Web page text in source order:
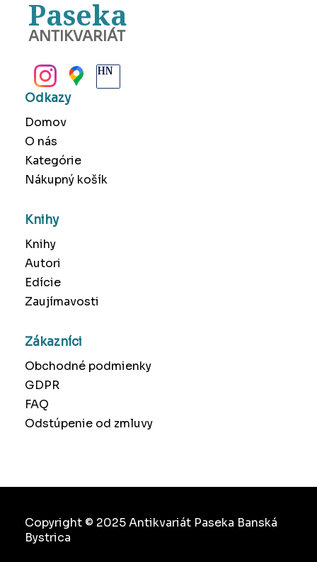
Paseka
ANTIKVARIÁT
Odkazy
Domov
O nás
Kategórie
Nákupný košík
Knihy
Knihy
Autori
Edície
Zaujímavosti
Zákazníci
Obchodné podmienky
GDPR
FAQ
Odstúpenie od zmluvy
Copyright © 2025 Antikvariát Paseka Banská
Bystrica